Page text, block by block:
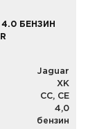
4.0 БЕНЗИН
Jaguar
XK
CC, CE
4,0
бензин